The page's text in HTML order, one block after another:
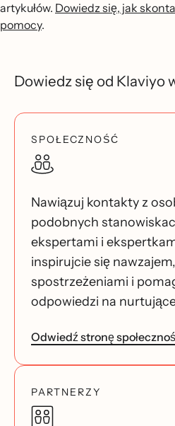
artykułów. Dowiedz się, jak
pomocy.
Dowiedz się od Klaviyo
SPOŁECZNOŚĆ
Nawiązuj kontakty z
podobnych
ekspertami i
inspirujcie się
spostrzeżeniami i
odpowiedzi na
Odwiedź stronę
PARTNERZY